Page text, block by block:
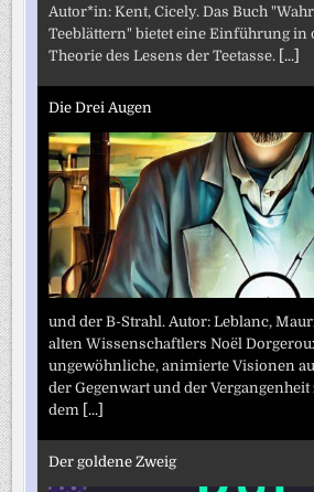
Autor*in: Kent, Cicely. Das Buch
Teeblättern" bietet eine Einführung in
Theorie des Lesens der Teetasse. [...]
Die Drei Augen
und der B-Strahl. Autor: Leblanc,
alten Wissenschaftlers Noël
ungewöhnliche, animierte Visionen
der Gegenwart und der
dem [...]
Der goldene Zweig